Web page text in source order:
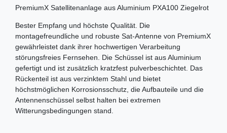
PremiumX Satellitenanlage aus Aluminium PXA100 Ziegelrot
Bester Empfang und höchste Qualität. Die
montagefreundliche und robuste Sat-Antenne von PremiumX
gewährleistet dank ihrer hochwertigen Verarbeitung
störungsfreies Fernsehen. Die Schüssel ist aus Aluminium
gefertigt und ist zusätzlich kratzfest pulverbeschichtet. Das
Rückenteil ist aus verzinktem Stahl und bietet
höchstmöglichen Korrosionsschutz, die Aufbauteile und die
Antennenschüssel selbst halten bei extremen
Witterungsbedingungen stand.